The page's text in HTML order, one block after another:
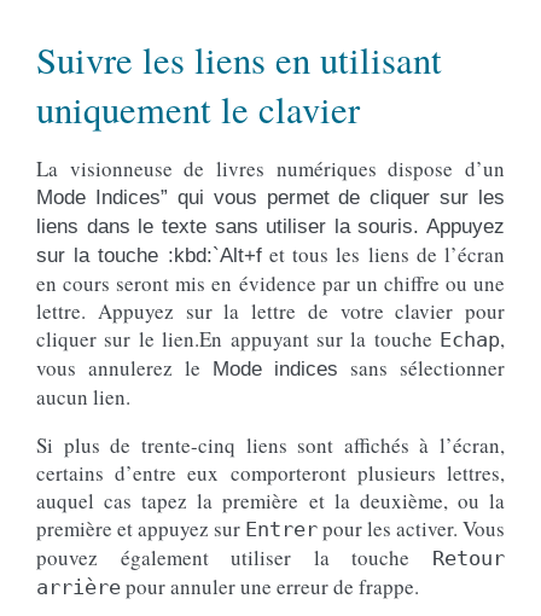
Suivre les liens en utilisant
uniquement le clavier
La visionneuse de livres numériques dispose d’un
Mode Indices” qui vous permet de cliquer sur les
liens dans le texte sans utiliser la souris. Appuyez
sur la touche :kbd:`Alt+fet tous les liens de l’écran
en cours seront mis en évidence par un chiffre ou une
lettre. Appuyez sur la lettre de votre clavier pour
cliquer sur le lien.En appuyant sur la touche Echap,
vous annulerez le
Mode indices sans sélectionner
aucun lien.
Si plus de trente-cinq liens sont affichés à l’écran,
certains d’entre eux comporteront plusieurs lettres,
auquel cas tapez la première et la deuxième, ou la
première et appuyez sur Entrer pour les activer. Vous
pouvez également utiliser la touche
Retour
arrière pour annuler une erreur de frappe.